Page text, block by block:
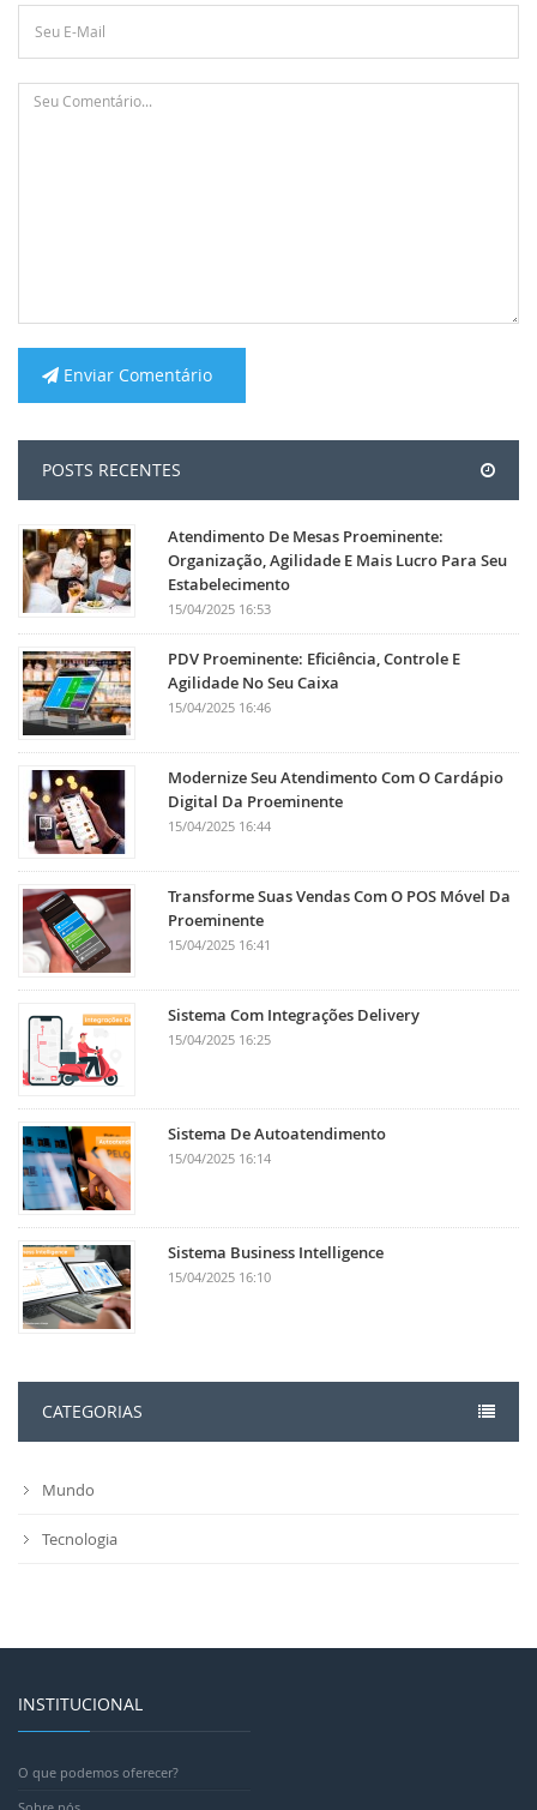
POSTS RECENTES
Atendimento De Mesas Proeminente:
Organização, Agilidade E Mais Lucro Para Seu
Estabelecimento
15/04/2025 16:53
PDV Proeminente: Eficiência, Controle E
Agilidade No Seu Caixa
15/04/2025 16:46
Modernize Seu Atendimento Com O Cardápio
Digital Da Proeminente
15/04/2025 16:44
Transforme Suas Vendas Com O POS Móvel Da
Proeminente
15/04/2025 16:41
Sistema Com Integrações Delivery
15/04/2025 16:25
Sistema De Autoatendimento
15/04/2025 16:14
Sistema Business Intelligence
15/04/2025 16:10
CATEGORIAS
Mundo
Tecnologia
INSTITUCIONAL
O que podemos oferecer?